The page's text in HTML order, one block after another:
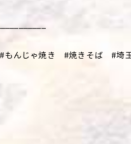
んじゃ焼き #焼きそば #埼